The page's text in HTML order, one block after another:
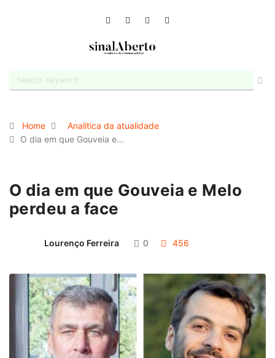
Home
Analítica da atualidade
O dia em que Gouveia e…
O dia em que Gouveia e Melo
perdeu a face
Lourenço Ferreira 0 456